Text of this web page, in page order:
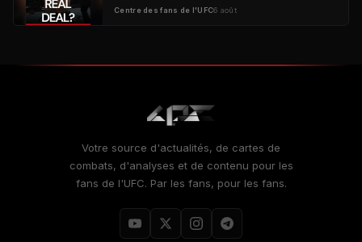
Centre des fans de l'UFC6 août
Votre source d'actualités, de cartes de
combats, d'analyses et de contenu pour les
fans de l'UFC. Par les fans, pour les fans.